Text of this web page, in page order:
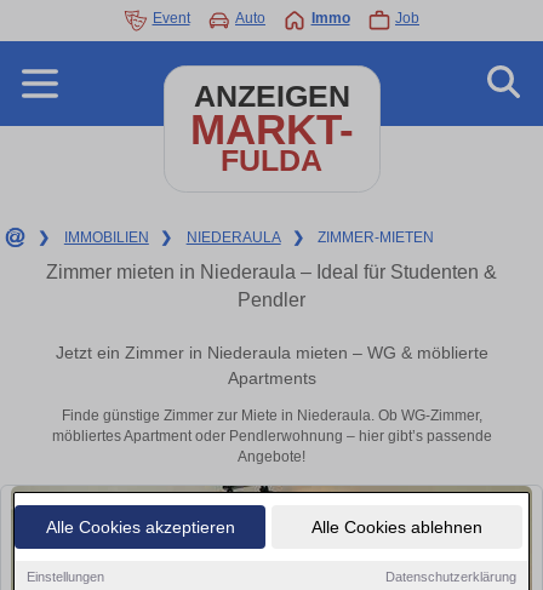
Alle Cookies akzeptieren Alle Cookies ablehnen
Einstellungen Datenschutzerklärung
Event Auto Immo Job
ANZEIGEN
MARKT-
FULDA
❯ IMMOBILIEN ❯ NIEDERAULA ❯ ZIMMER-MIETEN
Zimmer mieten in Niederaula – Ideal für Studenten &
Pendler
Jetzt ein Zimmer in Niederaula mieten – WG & möblierte
Apartments
Finde günstige Zimmer zur Miete in Niederaula. Ob WG-Zimmer,
möbliertes Apartment oder Pendlerwohnung – hier gibt’s passende
Angebote!